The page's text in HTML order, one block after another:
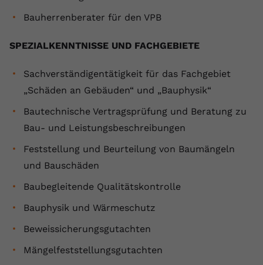
Bauherrenberater für den VPB
SPEZIALKENNTNISSE UND FACHGEBIETE
Sachverständigentätigkeit für das Fachgebiet
„Schäden an Gebäuden“ und „Bauphysik“
Bautechnische Vertragsprüfung und Beratung zu
Bau- und Leistungsbeschreibungen
Feststellung und Beurteilung von Baumängeln
und Bauschäden
Baubegleitende Qualitätskontrolle
Bauphysik und Wärmeschutz
Beweissicherungsgutachten
Mängelfeststellungsgutachten